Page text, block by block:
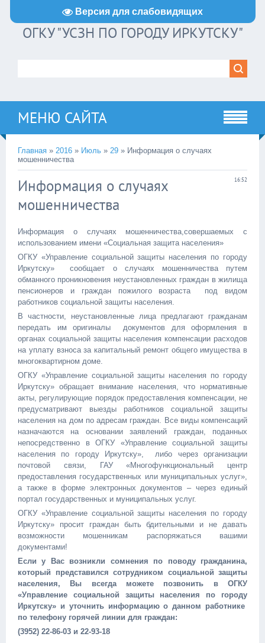
Версия для слабовидящих
ОГКУ "УСЗН ПО ГОРОДУ ИРКУТСКУ"
МЕНЮ САЙТА
Главная » 2016 » Июль » 29 » Информация о случаях
мошенничества
16:52
Информация о случаях
мошенничества
Информация о случаях мошенничества,совершаемых с
использованием имени «Социальная защита населения»
ОГКУ «Управление социальной защиты населения по городу
Иркутску» сообщает о случаях мошенничества путем
обманного проникновения неустановленных граждан в жилища
пенсионеров и граждан пожилого возраста под видом
работников социальной защиты населения.
В частности, неустановленные лица предлагают гражданам
передать им оригиналы документов для оформления в
органах социальной защиты населения компенсации расходов
на уплату взноса за капитальный ремонт общего имущества в
многоквартирном доме.
ОГКУ «Управление социальной защиты населения по городу
Иркутску» обращает внимание населения, что нормативные
акты, регулирующие порядок предоставления компенсации, не
предусматривают выезды работников социальной защиты
населения на дом по адресам граждан. Все виды компенсаций
назначаются на основании заявлений граждан, поданных
непосредственно в ОГКУ «Управление социальной защиты
населения по городу Иркутску», либо через организации
почтовой связи, ГАУ «Многофункциональный центр
предоставления государственных или муниципальных услуг»,
а также в форме электронных документов – через единый
портал государственных и муниципальных услуг.
ОГКУ «Управление социальной защиты населения по городу
Иркутску» просит граждан быть бдительными и не давать
возможности мошенникам распоряжаться вашими
документами!
Если у Вас возникли сомнения по поводу гражданина,
который представился сотрудником социальной защиты
населения, Вы всегда можете позвонить в ОГКУ
«Управление социальной защиты населения по городу
Иркутску» и уточнить информацию о данном работнике
по телефону горячей линии для граждан:
(3952) 22-86-03 и 22-93-18